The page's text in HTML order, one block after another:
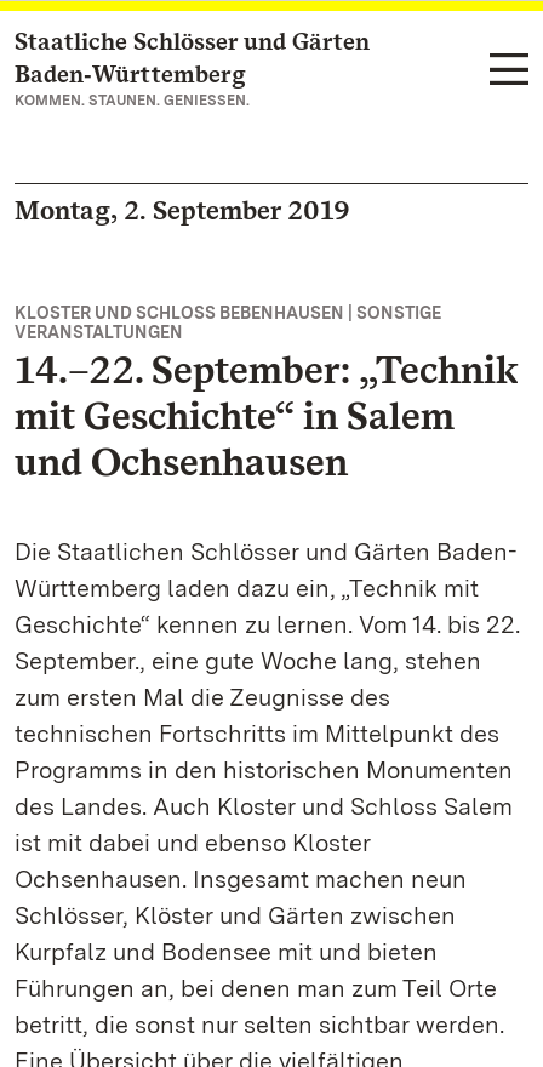
Zum Hauptinhalt springen
Staatliche Schlösser und Gärten
Baden‑Württemberg
KOMMEN. STAUNEN. GENIESSEN.
Montag, 2. September 2019
KLOSTER UND SCHLOSS BEBENHAUSEN | SONSTIGE
VERANSTALTUNGEN
14.–22. September: „Technik
mit Geschichte“ in Salem
und Ochsenhausen
Die Staatlichen Schlösser und Gärten Baden-
Württemberg laden dazu ein, „Technik mit
Geschichte“ kennen zu lernen. Vom 14. bis 22.
September., eine gute Woche lang, stehen
zum ersten Mal die Zeugnisse des
technischen Fortschritts im Mittelpunkt des
Programms in den historischen Monumenten
des Landes. Auch Kloster und Schloss Salem
ist mit dabei und ebenso Kloster
Ochsenhausen. Insgesamt machen neun
Schlösser, Klöster und Gärten zwischen
Kurpfalz und Bodensee mit und bieten
Führungen an, bei denen man zum Teil Orte
betritt, die sonst nur selten sichtbar werden.
Eine Übersicht über die vielfältigen